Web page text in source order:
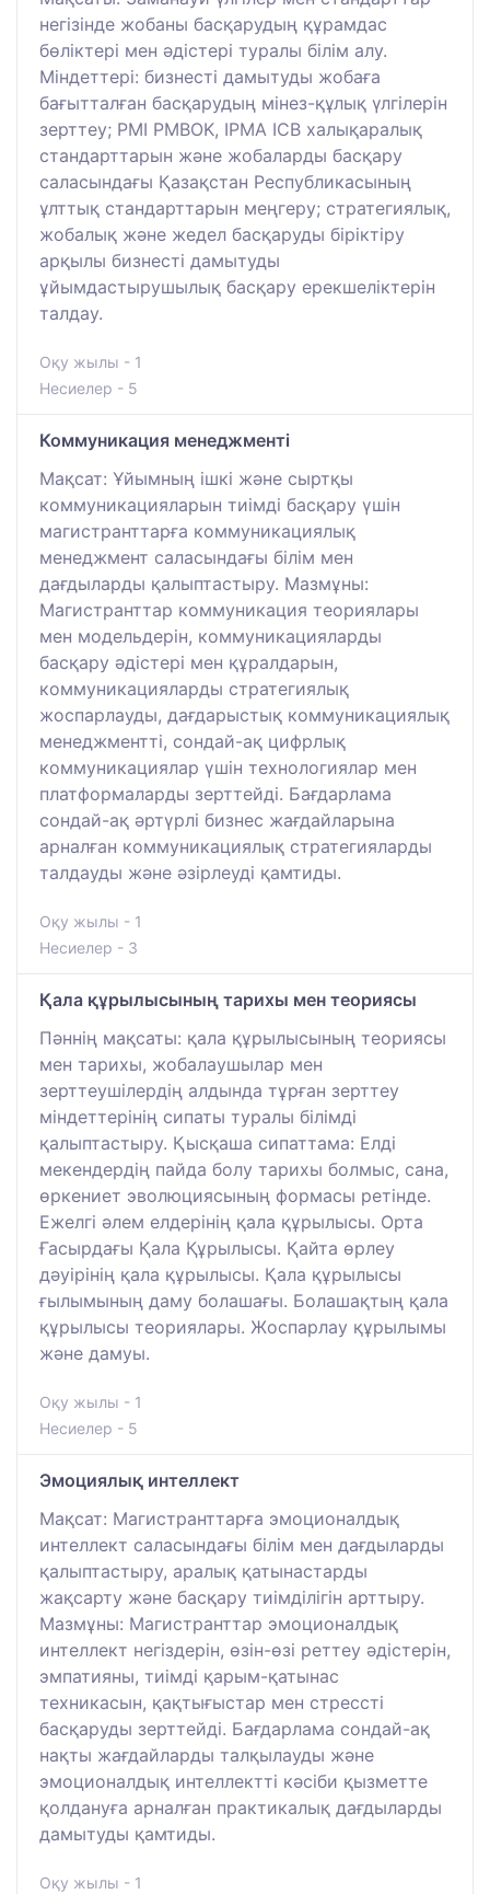
негізінде жобаны басқарудың құрамдас
бөліктері мен әдістері туралы білім алу.
Міндеттері: бизнесті дамытуды жобаға
бағытталған басқарудың мінез-құлық үлгілерін
зерттеу; PMI PMBOK, IPMA ICB халықаралық
стандарттарын және жобаларды басқару
саласындағы Қазақстан Республикасының
ұлттық стандарттарын меңгеру; стратегиялық,
жобалық және жедел басқаруды біріктіру
арқылы бизнесті дамытуды
ұйымдастырушылық басқару ерекшеліктерін
талдау.
Оқу жылы - 1
Несиелер - 5
Коммуникация менеджменті
Мақсат: Ұйымның ішкі және сыртқы
коммуникацияларын тиімді басқару үшін
магистранттарға коммуникациялық
менеджмент саласындағы білім мен
дағдыларды қалыптастыру. Мазмұны:
Магистранттар коммуникация теориялары
мен модельдерін, коммуникацияларды
басқару әдістері мен құралдарын,
коммуникацияларды стратегиялық
жоспарлауды, дағдарыстық коммуникациялық
менеджментті, сондай-ақ цифрлық
коммуникациялар үшін технологиялар мен
платформаларды зерттейді. Бағдарлама
сондай-ақ әртүрлі бизнес жағдайларына
арналған коммуникациялық стратегияларды
талдауды және әзірлеуді қамтиды.
Оқу жылы - 1
Несиелер - 3
Қала құрылысының тарихы мен теориясы
Пәннің мақсаты: қала құрылысының теориясы
мен тарихы, жобалаушылар мен
зерттеушілердің алдында тұрған зерттеу
міндеттерінің сипаты туралы білімді
қалыптастыру. Қысқаша сипаттама: Елді
мекендердің пайда болу тарихы болмыс, сана,
өркениет эволюциясының формасы ретінде.
Ежелгі әлем елдерінің қала құрылысы. Орта
Ғасырдағы Қала Құрылысы. Қайта өрлеу
дәуірінің қала құрылысы. Қала құрылысы
ғылымының даму болашағы. Болашақтың қала
құрылысы теориялары. Жоспарлау құрылымы
және дамуы.
Оқу жылы - 1
Несиелер - 5
Эмоциялық интеллект
Мақсат: Магистранттарға эмоционалдық
интеллект саласындағы білім мен дағдыларды
қалыптастыру, аралық қатынастарды
жақсарту және басқару тиімділігін арттыру.
Мазмұны: Магистранттар эмоционалдық
интеллект негіздерін, өзін-өзі реттеу әдістерін,
эмпатияны, тиімді қарым-қатынас
техникасын, қақтығыстар мен стрессті
басқаруды зерттейді. Бағдарлама сондай-ақ
нақты жағдайларды талқылауды және
эмоционалдық интеллектті кәсіби қызметте
қолдануға арналған практикалық дағдыларды
дамытуды қамтиды.
Оқу жылы - 1